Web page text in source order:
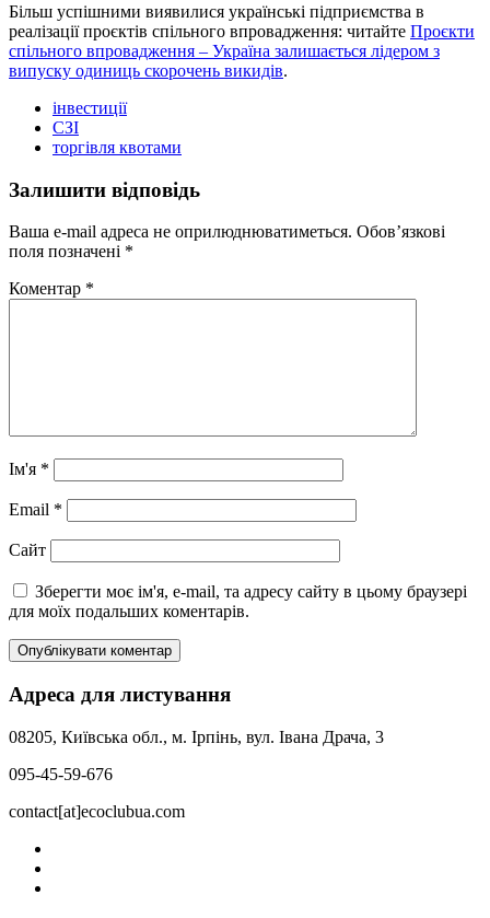
Більш успішними виявилися українські підприємства в
реалізації проєктів спільного впровадження: читайте Проєкти
спільного впровадження – Україна залишається лідером з
випуску одиниць скорочень викидів.
інвестиції
СЗІ
торгівля квотами
Залишити відповідь
Ваша e-mail адреса не оприлюднюватиметься. Обов’язкові
поля позначені *
Коментар *
Ім'я *
Email *
Сайт
Зберегти моє ім'я, e-mail, та адресу сайту в цьому браузері
для моїх подальших коментарів.
Адреса для листування
08205, Київська обл., м. Ірпінь, вул. Івана Драча, 3
095-45-59-676
contact[at]ecoclubua.com